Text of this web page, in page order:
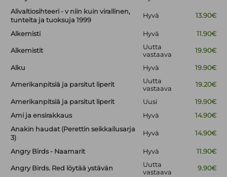
Alivaltiosihteeri - v niin kuin virallinen,
tunteita ja tuoksuja 1999
Hyvä 13.90€
Alkemisti Hyvä 11.90€
Alkemistit
Uutta
vastaava
19.90€
Alku Hyvä 19.90€
Amerikanpitsiä ja parsitut liperit
Uutta
vastaava
19.20€
Amerikanpitsiä ja parsitut liperit Uusi
19.90€
Ami ja ensirakkaus
Hyvä
14.90€
Anakin haudat (Perettin seikkailusarja
3)
Hyvä 14.90€
Angry Birds - Naamarit Hyvä 11.90€
Angry Birds. Red löytää ystävän
Uutta
vastaava
9.90€